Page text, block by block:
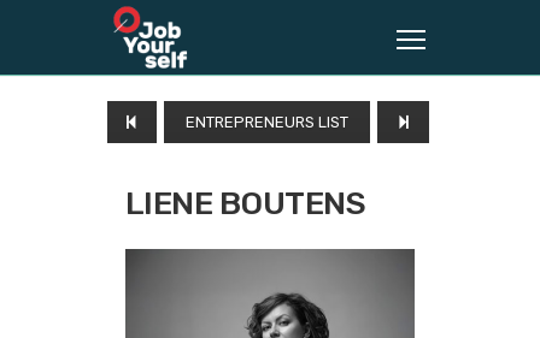
ENTREPRENEURS LIST
LIENE BOUTENS